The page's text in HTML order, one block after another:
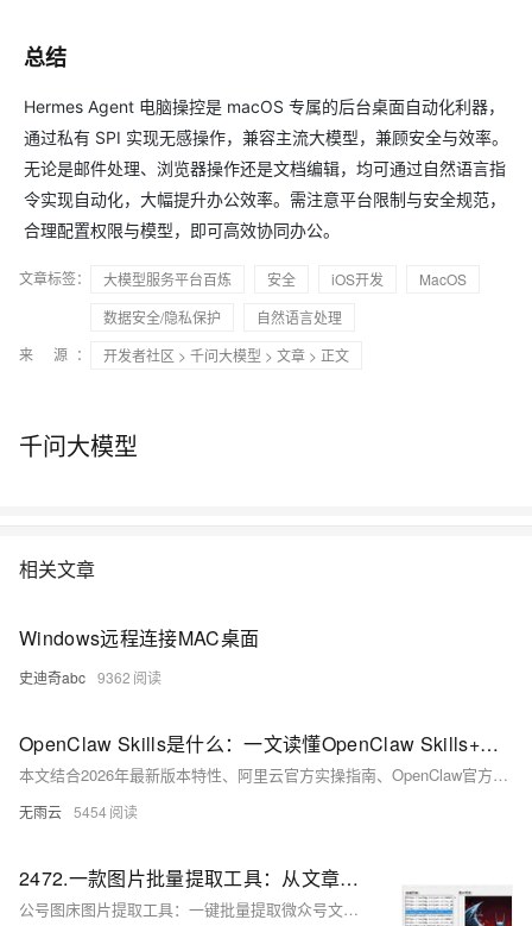
总结
Hermes Agent 电脑操控是 macOS 专属的后台桌面自动化利器，
通过私有 SPI 实现无感操作，兼容主流大模型，兼顾安全与效率。
无论是邮件处理、浏览器操作还是文档编辑，均可通过自然语言指
令实现自动化，大幅提升办公效率。需注意平台限制与安全规范，
合理配置权限与模型，即可高效协同办公。
文章标签： 大模型服务平台百炼 安全 iOS开发
MacOS
数据安全/隐私保护
自然语言处理
来 源：
开发者社区 > 千问大模型 > 文章 > 正文
千问大模型
相关文章
Windows远程连接MAC桌面
史迪奇abc 9362
OpenClaw Skills是什么：一文读懂OpenClaw Skills+一键部署全教程，新手零代码上手
本文结合2026年最新版本特性、阿里云官方实操指南、OpenClaw官方Skills文档及开发者社区经验，全面解答“OpenClaw Skills是什么、能做什么”，详细拆解阿里云OpenClaw(Clawdbot)一键部署完整流程（含简单速记步骤），补充Skills安装、使用、管理全教程，搭配可直接复制的代码命令，语言通俗易懂、步骤清晰可落地，，确保新手小白既能吃透Skills核心逻辑，也能跟着步骤完成部署、灵活运用各类技能，真正让OpenClaw成为提升效率的“专属数字员工”。
无雨云 5454
2472.一款图片批量提取工具：从文章到图库，一招搞定素材管理_创建自己的永久免费图床
公号图床图片提取工具：一键批量提取微众号文章中的所有配图，智能识别防盗链、自动去重、支持纯链接/HTML/论坛格式输出，并可实时预览、本地批量保存，直链引用，操作极简，效率跃升。